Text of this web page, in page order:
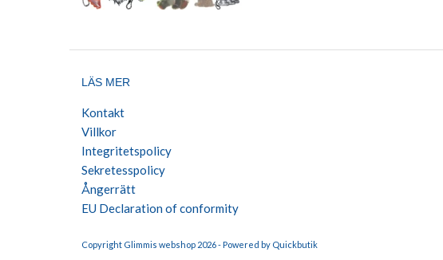
LÄS MER
Kontakt
Villkor
Integritetspolicy
Sekretesspolicy
Ångerrätt
EU Declaration of conformity
Copyright Glimmis webshop 2026 -Powered by Quickbutik